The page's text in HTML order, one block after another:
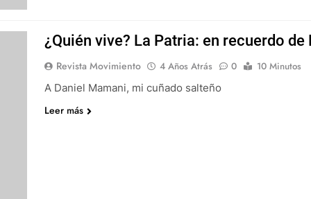
¿Quién vive? La Patria: en recuerdo
Revista Movimiento 4 Años Atrás 0
10 Minutos
A Daniel Mamani, mi cuñado salteño
Leer más